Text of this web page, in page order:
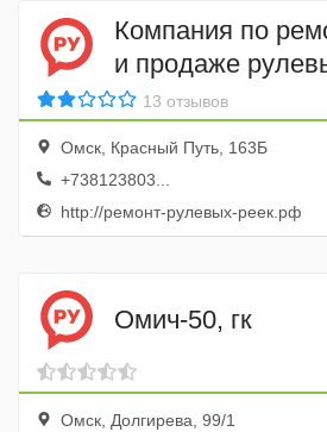
Компания по
и продаже
Рулевая Рейка-
13 отзывов
Омск, Красный Путь, 163Б
+738123803...
http://ремонт-рулевых-реек.рф
Омич-50, гк
Омск, Долгирева, 99/1